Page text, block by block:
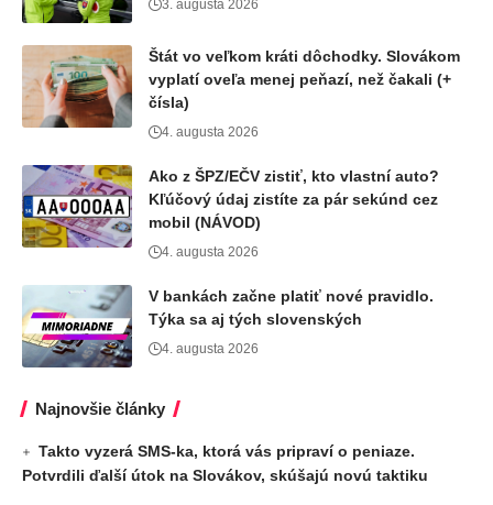
3. augusta 2026
Štát vo veľkom kráti dôchodky. Slovákom
vyplatí oveľa menej peňazí, než čakali (+
čísla)
4. augusta 2026
Ako z ŠPZ/EČV zistiť, kto vlastní auto?
Kľúčový údaj zistíte za pár sekúnd cez
mobil (NÁVOD)
4. augusta 2026
V bankách začne platiť nové pravidlo.
Týka sa aj tých slovenských
4. augusta 2026
Najnovšie články
Takto vyzerá SMS-ka, ktorá vás pripraví o peniaze.
Potvrdili ďalší útok na Slovákov, skúšajú novú taktiku